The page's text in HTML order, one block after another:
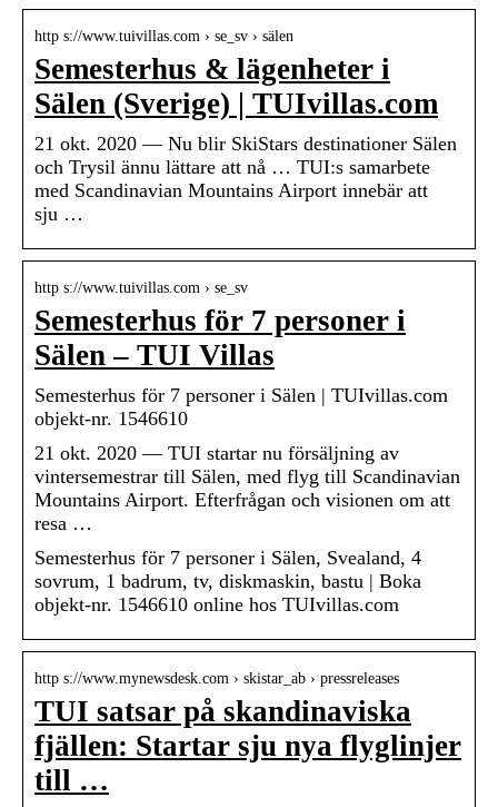
http s://www.tuivillas.com › se_sv › sälen
Semesterhus & lägenheter i
Sälen (Sverige) | TUIvillas.com
21 okt. 2020 — Nu blir SkiStars destinationer Sälen
och Trysil ännu lättare att nå … TUI:s samarbete
med Scandinavian Mountains Airport innebär att
sju …
http s://www.tuivillas.com › se_sv
Semesterhus för 7 personer i
Sälen – TUI Villas
Semesterhus för 7 personer i Sälen | TUIvillas.com
objekt-nr. 1546610
21 okt. 2020 — TUI startar nu försäljning av
vintersemestrar till Sälen, med flyg till Scandinavian
Mountains Airport. Efterfrågan och visionen om att
resa …
Semesterhus för 7 personer i Sälen, Svealand, 4
sovrum, 1 badrum, tv, diskmaskin, bastu | Boka
objekt-nr. 1546610 online hos TUIvillas.com
http s://www.mynewsdesk.com › skistar_ab › pressreleases
TUI satsar på skandinaviska
fjällen: Startar sju nya flyglinjer
till …